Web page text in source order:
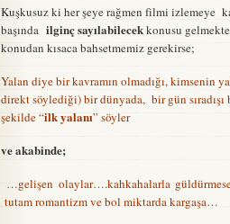
Kuşkusuz ki her şeye rağmen filmi izlemeye
başında ilginç sayılabilecekkonusu
konudan kısaca bahsetmemiz gerekirse;
Yalan diye bir kavramın olmadığı, kimsenin
direkt söylediği) bir dünyada, bir gün
şekilde “ilk yalanı” söyler
ve akabinde;
…gelişen olaylar….kahkahalarla
tutam romantizm ve bol miktarda kargaşa…